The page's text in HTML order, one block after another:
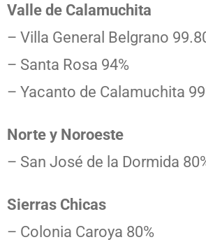
Valle de Calamuchita
– Villa General Belgrano
– Santa Rosa 94%
– Yacanto de Calamuchita
Norte y Noroeste
– San José de la Dormida
Sierras Chicas
– Colonia Caroya 80%